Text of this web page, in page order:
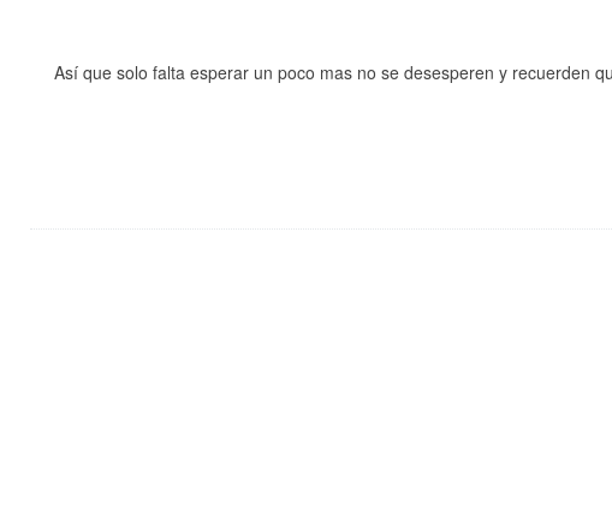
Así que solo falta esperar un poco mas no se desesperen y recuerden